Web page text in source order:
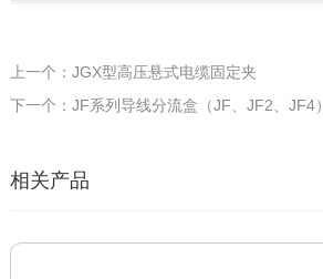
上一个：JGX型高压悬式电缆固定夹
下一个：JF系列导线分流盒（JF、JF2、JF4）
相关产品